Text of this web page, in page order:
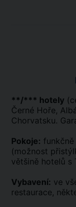
**/*** hotely
Černé Hoře,
Chorvatsku.
Pokoje:
(možnost
většině hotelů s
Vybavení: ve
restaurace,